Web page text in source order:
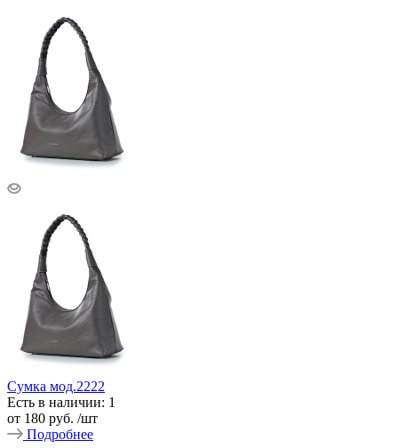
Сумка мод.2222
Есть в наличии: 1
от 180 руб. /шт
Подробнее